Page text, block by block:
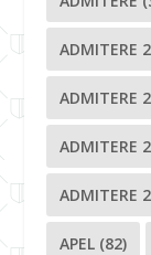
ADMITERE
ADMITERE
ADMITERE
ADMITERE
APEL (82)